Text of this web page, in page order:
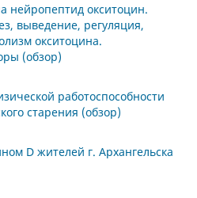
нейропептид окситоцин.
выведение, регуляция,
окситоцина.
(обзор)
работоспособности
старения (обзор)
D жителей г. Архангельска